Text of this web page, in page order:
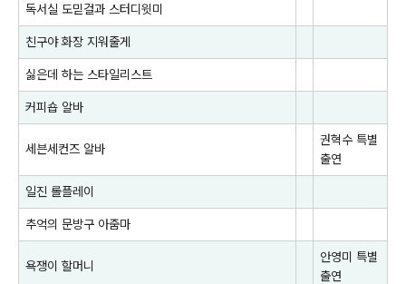
독서실 도믿걸과 스터디윗미
친구야 화장 지워줄게
싫은데 하는 스타일리스트
커피숍 알바
세븐세컨즈 알바
권혁수 특별
출연
일진 롤플레이
추억의 문방구 아줌마
욕쟁이 할머니
안영미
특별
출연